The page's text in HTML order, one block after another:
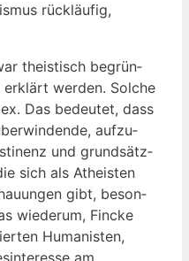
rück­läu­fig,
the­is­tisch begrün­
wer­den. Sol­che
Das bedeu­tet, dass
auf­zu­
und grund­sätz­
sich als Athe­is­ten
gibt, beson­
wie­der­um, Fin­cke
Huma­nis­ten,